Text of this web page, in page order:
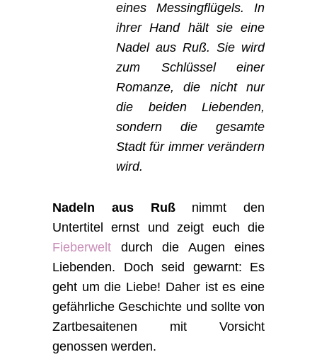
eines Messingflügels. In
ihrer Hand hält sie eine
Nadel aus Ruß. Sie wird
zum Schlüssel einer
Romanze, die nicht nur
die beiden Liebenden,
sondern die gesamte
Stadt für immer verändern
wird.
Nadeln aus Rußnimmt den
Untertitel ernst und zeigt euch die
Fieberwelt durch die Augen eines
Liebenden. Doch seid gewarnt: Es
geht um die Liebe! Daher ist es eine
gefährliche Geschichte und sollte von
Zartbesaitenen mit Vorsicht
genossen werden.